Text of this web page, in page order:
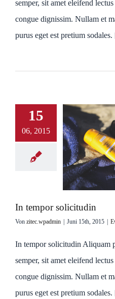
semper, sit amet eleifend
congue dignissim. Nullam et
purus eget est pretium
15
06, 2015
In tempor solicitudin
Von zitec.wpadmin Juni 15th, 2015
In tempor solicitudin Aliquam
semper, sit amet eleifend
congue dignissim. Nullam et
purus eget est pretium